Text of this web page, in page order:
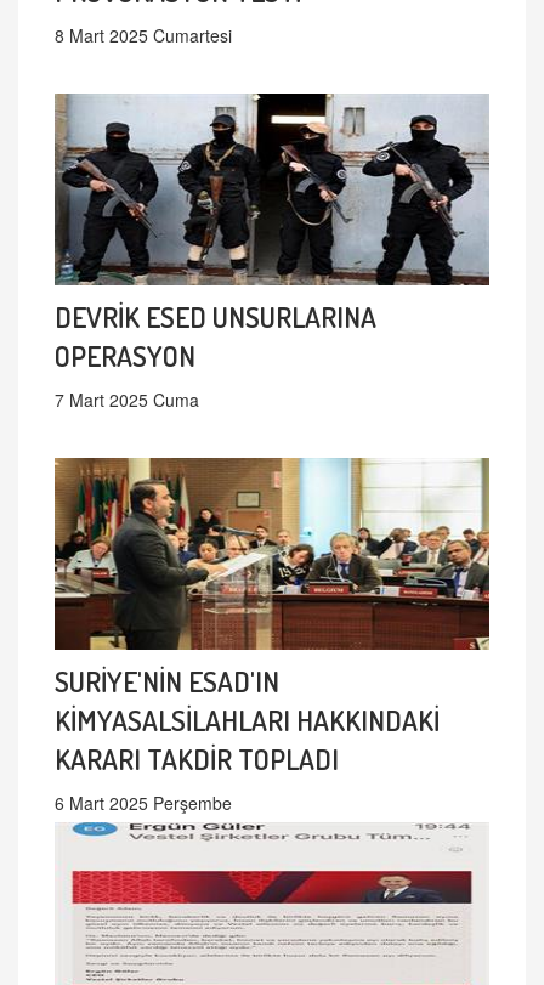
8 Mart 2025 Cumartesi
DEVRİK ESED UNSURLARINA
OPERASYON
7 Mart 2025 Cuma
SURİYE'NİN ESAD'IN
KİMYASALSİLAHLARI HAKKINDAKİ
KARARI TAKDİR TOPLADI
6 Mart 2025 Perşembe